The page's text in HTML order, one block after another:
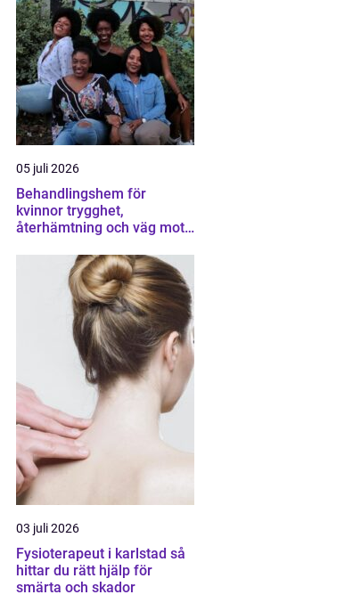
05 juli 2026
Behandlingshem för
kvinnor trygghet,
återhämtning och väg mot
03 juli 2026
Fysioterapeut i karlstad så
hittar du rätt hjälp för
smärta och skador